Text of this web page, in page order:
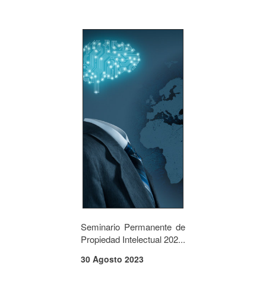
Seminario Permanente de
Propiedad Intelectual 202...
30 Agosto 2023